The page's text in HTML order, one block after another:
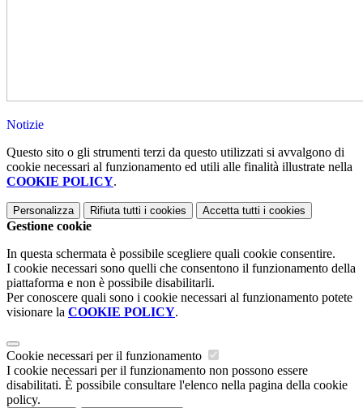
Notizie
Questo sito o gli strumenti terzi da questo utilizzati si avvalgono di
cookie necessari al funzionamento ed utili alle finalità illustrate nella
COOKIE POLICY.
Personalizza Rifiuta tutti i cookies Accetta tutti i cookies
Gestione cookie
In questa schermata è possibile scegliere quali cookie consentire.
I cookie necessari sono quelli che consentono il funzionamento della
piattaforma e non è possibile disabilitarli.
Per conoscere quali sono i cookie necessari al funzionamento potete
visionare la COOKIE POLICY.
Cookie necessari per il funzionamento
I cookie necessari per il funzionamento non possono essere
disabilitati. È possibile consultare l'elenco nella pagina della cookie
policy.